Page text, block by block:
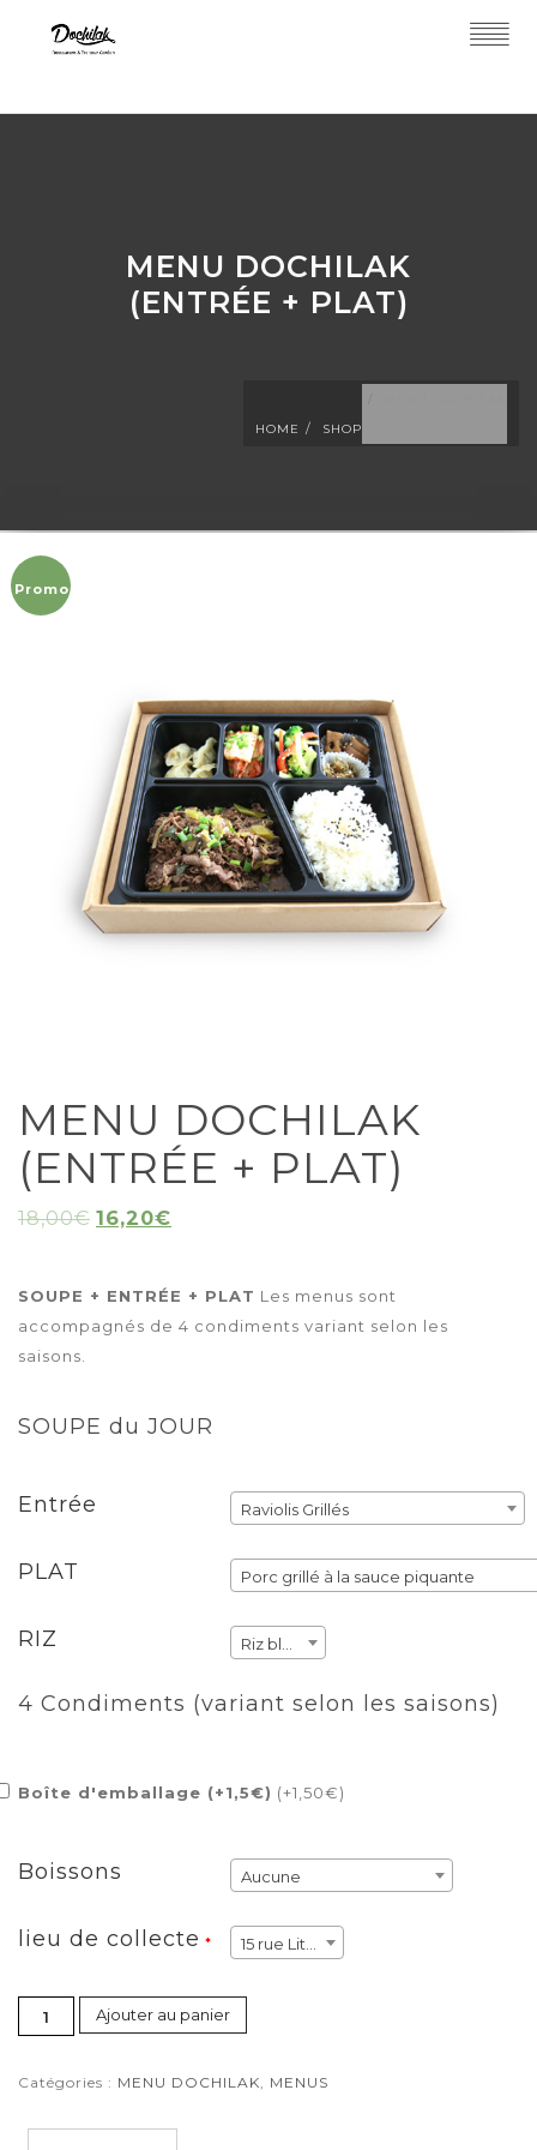
MENU DOCHILAK
(ENTRÉE + PLAT)
HOME SHOP
Promo !
MENU DOCHILAK
(ENTRÉE + PLAT)
18,00€ 16,20€
SOUPE + ENTRÉE + PLAT Les menus sont
accompagnés de 4 condiments variant selon les
saisons.
SOUPE du JOUR
Entrée Raviolis Grillés
PLAT Porc grillé à la sauce piquante
RIZ
4 Condiments (variant selon les saisons)
Boîte d'emballage (+1,5€) (+1,50€)
Boissons Aucune
lieu de collecte *
Ajouter au panier
Catégories : MENU DOCHILAK, MENUS